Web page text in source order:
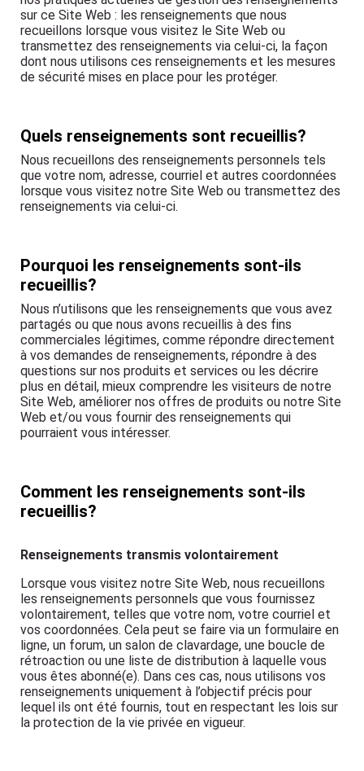
sur ce Site Web : les renseignements que nous
recueillons lorsque vous visitez le Site Web ou
transmettez des renseignements via celui-ci, la façon
dont nous utilisons ces renseignements et les mesures
de sécurité mises en place pour les protéger.
Quels renseignements sont recueillis?
Nous recueillons des renseignements personnels tels
que votre nom, adresse, courriel et autres coordonnées
lorsque vous visitez notre Site Web ou transmettez des
renseignements via celui-ci.
Pourquoi les renseignements sont-ils
recueillis?
Nous n’utilisons que les renseignements que vous avez
partagés ou que nous avons recueillis à des fins
commerciales légitimes, comme répondre directement
à vos demandes de renseignements, répondre à des
questions sur nos produits et services ou les décrire
plus en détail, mieux comprendre les visiteurs de notre
Site Web, améliorer nos offres de produits ou notre Site
Web et/ou vous fournir des renseignements qui
pourraient vous intéresser.
Comment les renseignements sont-ils
recueillis?
Renseignements transmis volontairement
Lorsque vous visitez notre Site Web, nous recueillons
les renseignements personnels que vous fournissez
volontairement, telles que votre nom, votre courriel et
vos coordonnées. Cela peut se faire via un formulaire en
ligne, un forum, un salon de clavardage, une boucle de
rétroaction ou une liste de distribution à laquelle vous
vous êtes abonné(e). Dans ces cas, nous utilisons vos
renseignements uniquement à l’objectif précis pour
lequel ils ont été fournis, tout en respectant les lois sur
la protection de la vie privée en vigueur.